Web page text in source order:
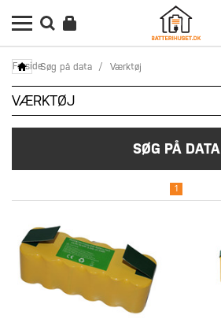
ForsideSøg på data / Værktøj
VÆRKTØJ
SØG PÅ DATA
1